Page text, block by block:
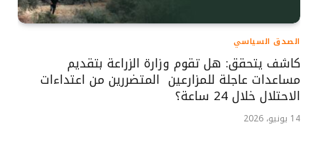
الصدق السياسي
كاشف يتحقق: هل تقوم وزارة الزراعة بتقديم
مساعدات عاجلة للمزارعين المتضررين من اعتداءات
الاحتلال خلال 24 ساعة؟
14 يونيو، 2026